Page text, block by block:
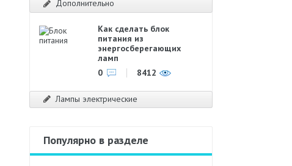
Дополнительно
Как сделать блок
питания из
энергосберегающих
ламп
0
8412
Лампы электрические
Популярно в разделе